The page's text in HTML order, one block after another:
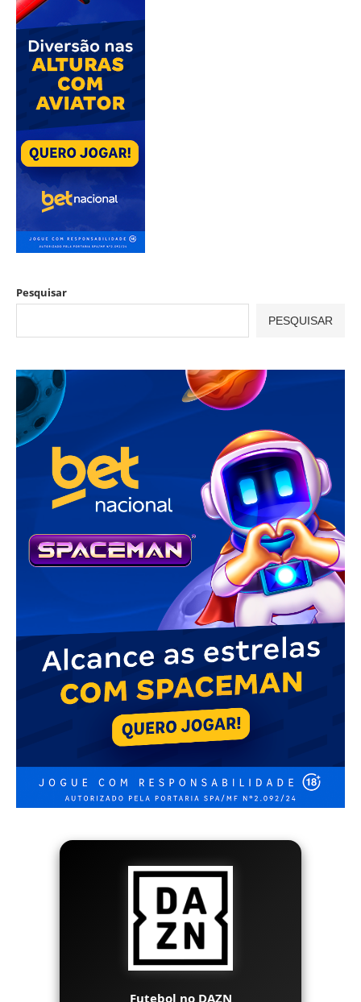
Pesquisar
PESQUISAR
Futebol no DAZN